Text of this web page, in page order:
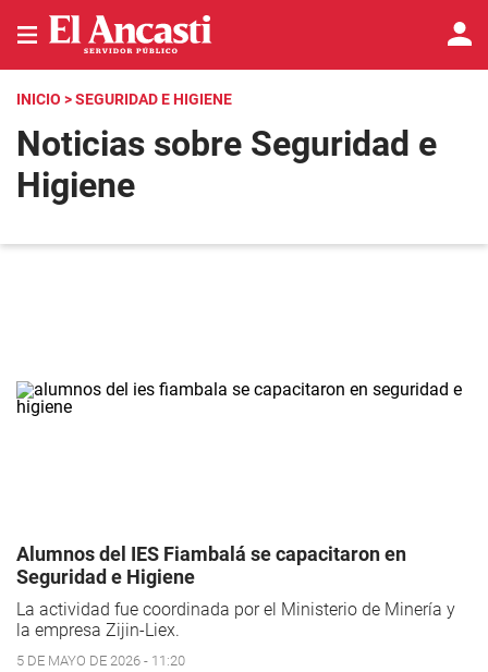
INICIO > SEGURIDAD E HIGIENE
Noticias sobre Seguridad e
Higiene
Alumnos del IES Fiambalá se capacitaron en
Seguridad e Higiene
La actividad fue coordinada por el Ministerio de Minería y
la empresa Zijin-Liex.
5 DE MAYO DE 2026 - 11:20